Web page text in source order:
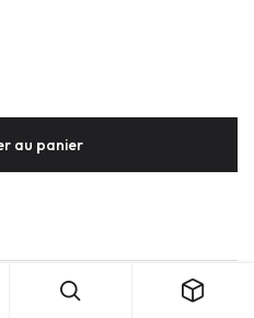
au panier